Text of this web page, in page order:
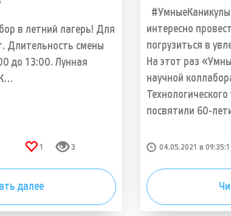
в летний лагерь! Для
Длительность смены
до 13:00. Лунная
1 3
далее
интересно
погрузиться в
На этот раз
научной
посвятили 60-
04.05.2021 в